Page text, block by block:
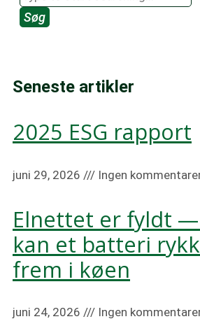
Søg
Seneste artikler
2025 ESG rapport
juni 29, 2026 Ingen
Elnettet er fyldt —
kan et batteri
frem i køen
juni 24, 2026 Ingen